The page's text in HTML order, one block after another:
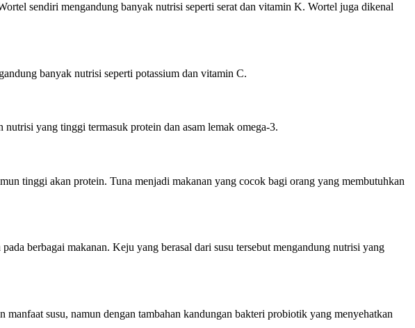
sendiri mengandung banyak nutrisi seperti serat dan vitamin K. Wortel juga dikenal
banyak nutrisi seperti potassium dan vitamin C.
nutrisi yang tinggi termasuk protein dan asam lemak omega-3.
tinggi akan protein. Tuna menjadi makanan yang cocok bagi orang yang membutuhkan
berbagai makanan. Keju yang berasal dari susu tersebut mengandung nutrisi yang
susu, namun dengan tambahan kandungan bakteri probiotik yang menyehatkan